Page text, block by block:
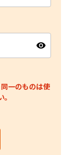
一のものは使